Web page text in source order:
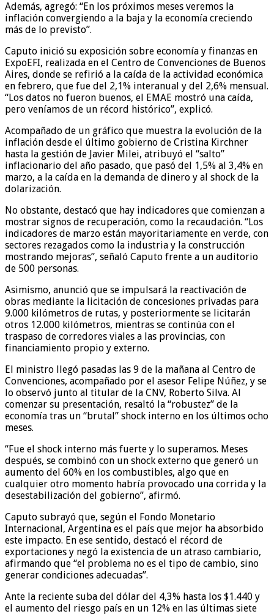
Además, agregó: “En los próximos meses veremos la
inflación convergiendo a la baja y la economía creciendo
más de lo previsto”.
Caputo inició su exposición sobre economía y finanzas en
ExpoEFI, realizada en el Centro de Convenciones de Buenos
Aires, donde se refirió a la caída de la actividad económica
en febrero, que fue del 2,1% interanual y del 2,6% mensual.
“Los datos no fueron buenos, el EMAE mostró una caída,
pero veníamos de un récord histórico”, explicó.
Acompañado de un gráfico que muestra la evolución de la
inflación desde el último gobierno de Cristina Kirchner
hasta la gestión de Javier Milei, atribuyó el “salto”
inflacionario del año pasado, que pasó del 1,5% al 3,4% en
marzo, a la caída en la demanda de dinero y al shock de la
dolarización.
No obstante, destacó que hay indicadores que comienzan a
mostrar signos de recuperación, como la recaudación. “Los
indicadores de marzo están mayoritariamente en verde, con
sectores rezagados como la industria y la construcción
mostrando mejoras”, señaló Caputo frente a un auditorio
de 500 personas.
Asimismo, anunció que se impulsará la reactivación de
obras mediante la licitación de concesiones privadas para
9.000 kilómetros de rutas, y posteriormente se licitarán
otros 12.000 kilómetros, mientras se continúa con el
traspaso de corredores viales a las provincias, con
financiamiento propio y externo.
El ministro llegó pasadas las 9 de la mañana al Centro de
Convenciones, acompañado por el asesor Felipe Núñez, y se
lo observó junto al titular de la CNV, Roberto Silva. Al
comenzar su presentación, resaltó la “robustez” de la
economía tras un “brutal” shock interno en los últimos ocho
meses.
“Fue el shock interno más fuerte y lo superamos. Meses
después, se combinó con un shock externo que generó un
aumento del 60% en los combustibles, algo que en
cualquier otro momento habría provocado una corrida y la
desestabilización del gobierno”, afirmó.
Caputo subrayó que, según el Fondo Monetario
Internacional, Argentina es el país que mejor ha absorbido
este impacto. En ese sentido, destacó el récord de
exportaciones y negó la existencia de un atraso cambiario,
afirmando que “el problema no es el tipo de cambio, sino
generar condiciones adecuadas”.
Ante la reciente suba del dólar del 4,3% hasta los $1.440 y
el aumento del riesgo país en un 12% en las últimas siete